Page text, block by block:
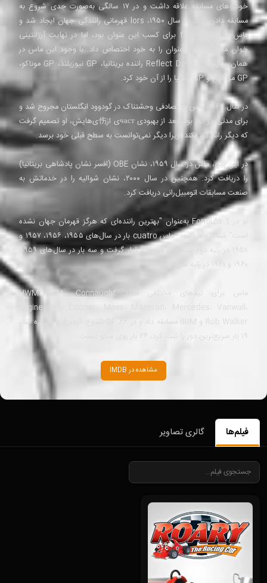
خودروهای مسابقه علاقه داشت و در ۱۷ سالگی به‌صورت جدی شروع به
مسابقه دادن کرد. در سال ۱۹۵۰، lors قهرمانی رانندگی جهان ایجاد شد و
ماس یکی ازfavorite برای کسب این عنوان بود، اما در نهایت آرژانتینی
خوان مانوئل فانجیو عنوان را به خود اختصاص داد. با وجود این ماس در
همان سال‌هاReflect Defaults راننده بریتانیا، GP نیوزیلند، GP موناکو،
GP مراکش و GP ایتالیا را از آن خود کرد.
در سال ۱۹۶۲، ماس در تصادفی وحشتناک در گودوود انگلستان مجروح شد و
برای مدتی در کما بود. بعد از بهبودی частی از伤ی‌هایش، او تصمیم گرفت
که دیگر رانندگی نکند، زیرا دیگر نمی‌توانست به سطح قبلی خود برسد.
در این بین، ماس در سال ۱۹۵۹، نشان OBE (افسر نشان پادشاهی بریتانیا)
را دریافت کرد. همچنین در سال ۲۰۰۰، نشان شوالیه را در خدماتش به
صنعت مسابقات اتومبیل‌رانی دریافت کرد.
او در Formula 1 به‌عنوان "بهترین راننده‌ای که هرگز قهرمان جهان نشده
است" شناخته می‌شود. ماس cuatro بار در سال‌های ۱۹۵۵، ۱۹۵۶، ۱۹۵۷ و
ماس برای تیم‌های مختلفی مانند HWM، ERA، Connaught
Engineering، Cooper، Moss، Maserati، Mercedes، Vanwall،
Rob Walker و BRM مسابقه داد و در ۶۶ GP شروع کرد، ۱۶ بار برنده شد،
مشاهده در IMDB
فیلم‌ها گالری تصاویر